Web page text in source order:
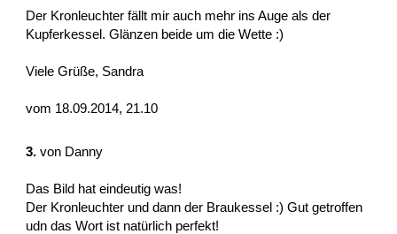
Der Kronleuchter fällt mir auch mehr ins Auge als der
Kupferkessel. Glänzen beide um die Wette :)
Viele Grüße, Sandra
vom 18.09.2014, 21.10
3. von Danny
Das Bild hat eindeutig was!
Der Kronleuchter und dann der Braukessel :) Gut getroffen
udn das Wort ist natürlich perfekt!